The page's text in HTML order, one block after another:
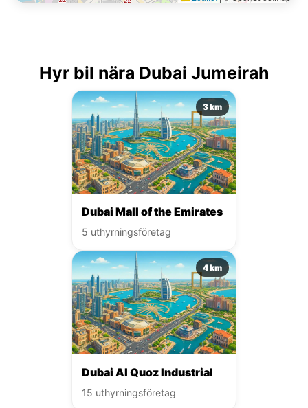
Hyr bil nära Dubai Jumeirah
3 km
Dubai Mall of the Emirates
5 uthyrningsföretag
4 km
Dubai Al Quoz Industrial
15 uthyrningsföretag